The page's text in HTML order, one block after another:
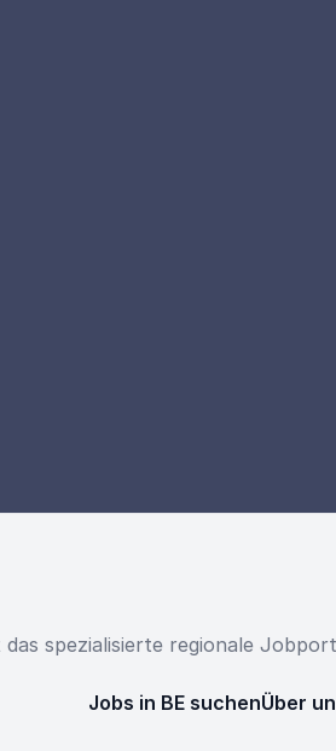
das spezialisierte regionale
Jobs in BE suchenÜber